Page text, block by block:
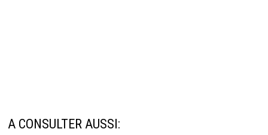
A CONSULTER AUSSI: